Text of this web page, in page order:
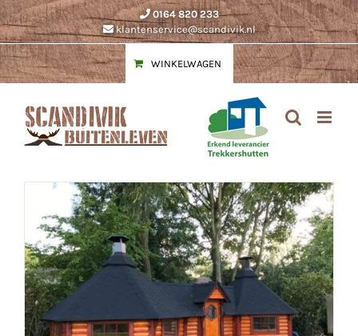
Ga
naar
inhoud
0164 820 233
klantenservice@scandivik.nl
WINKELWAGEN